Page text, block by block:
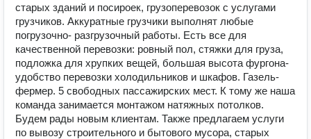
старых зданий и посироек, грузоперевозок с услугами
грузчиков. Аккуратные грузчики выполнят любые
погрузочно- разгрузочный работы. Есть все для
качественной перевозки: ровный пол, стяжки для груза,
подложка для хрупких вещей, большая высота фургона-
удобство перевозки холодильников и шкафов. Газель-
фермер. 5 свободных пассажирских мест. К тому же наша
команда занимается монтажом натяжных потолков.
Будем рады новым клиентам. Также предлагаем услуги
по вывозу строительного и бытового мусора, старых